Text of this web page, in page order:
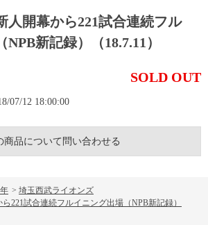
人開幕から221試合連続フル
新記録）（18.7.11）
SOLD OUT
07/12 18:00:00
商品について問い合わせる
> 埼玉西武ライオンズ
ら221試合連続フルイニング出場（NPB新記録）